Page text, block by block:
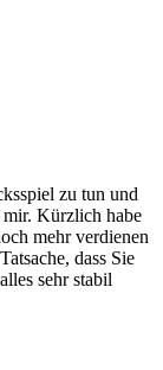
zu tun und
Kürzlich habe
mehr verdienen
dass Sie
sehr stabil